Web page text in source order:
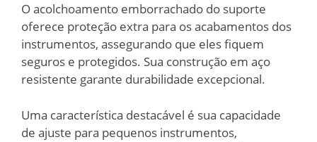
O acolchoamento emborrachado do suporte
oferece proteção extra para os acabamentos dos
instrumentos, assegurando que eles fiquem
seguros e protegidos. Sua construção em aço
resistente garante durabilidade excepcional.
Uma característica destacável é sua capacidade
de ajuste para pequenos instrumentos,